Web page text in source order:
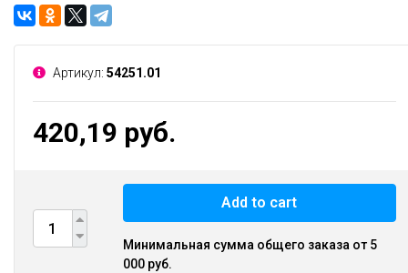
Артикул: 54251.01
420,19 руб.
Add to cart
Минимальная сумма общего заказа от 5
000 руб.